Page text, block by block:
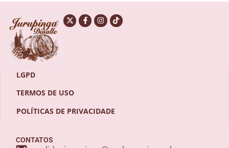
LGPD
TERMOS DE USO
POLÍTICAS DE PRIVACIDADE
CONTATOS